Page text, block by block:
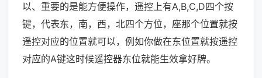
以、重要的是能方便操作，遥控上有A,B,C,D四个按
键，代表东，南，西，北四个方位，座那个位置就按
遥控对应的位置就可以，例如你做在东位置就按遥控
对应的A键这时候遥控器东位就能生效拿好牌。